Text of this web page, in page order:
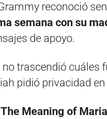
reconoció
semana con su
de apoyo.
no trascendió cuáles
pidió privacidad
Meaning of